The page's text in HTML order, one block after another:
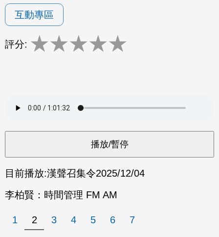
互動專區
評分: ★★★★★
目前播放:漢聲召集令2025/12/04
李柏賢：時間管理 FM AM
1 2 3 4 5 6 7